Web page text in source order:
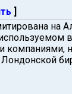
]